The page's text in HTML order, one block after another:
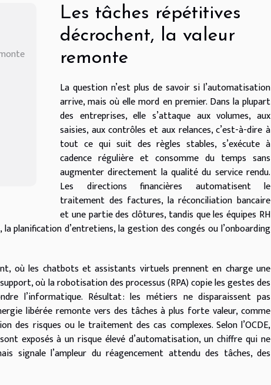
Les tâches répétitives
décrochent, la valeur
remonte
La question n’est plus de savoir si l’automatisation
arrive, mais où elle mord en premier. Dans la plupart
des entreprises, elle s’attaque aux volumes, aux
saisies, aux contrôles et aux relances, c’est-à-dire à
tout ce qui suit des règles stables, s’exécute à
cadence régulière et consomme du temps sans
augmenter directement la qualité du service rendu.
Les directions financières automatisent le
traitement des factures, la réconciliation bancaire
et une partie des clôtures, tandis que les équipes RH
planification d’entretiens, la gestion des congés ou l’onboarding
où les chatbots et assistants virtuels prennent en charge une
où la robotisation des processus (RPA) copie les gestes des
l’informatique. Résultat : les métiers ne disparaissent pas
libérée remonte vers des tâches à plus forte valeur, comme
des risques ou le traitement des cas complexes. Selon l’OCDE,
exposés à un risque élevé d’automatisation, un chiffre qui ne
signale l’ampleur du réagencement attendu des tâches, des